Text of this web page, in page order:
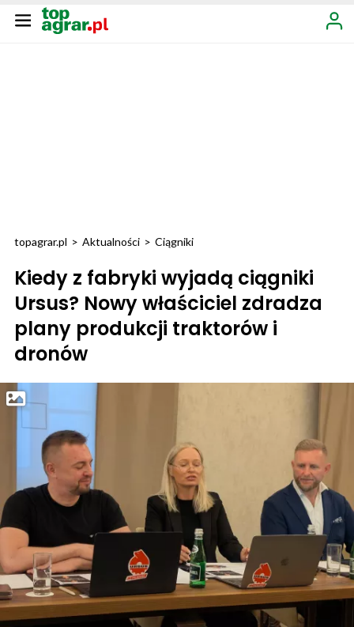
topagrar.pl > Aktualności > Ciągniki
Kiedy z fabryki wyjadą ciągniki
Ursus? Nowy właściciel zdradza
plany produkcji traktorów i
dronów